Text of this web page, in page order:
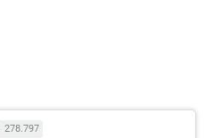
278.797